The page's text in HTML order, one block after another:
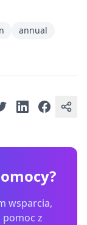
annual
wsparcia,
pomoc z